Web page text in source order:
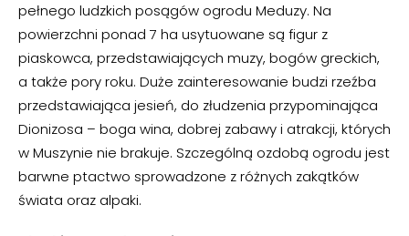
pełnego ludzkich posągów ogrodu Meduzy. Na
powierzchni ponad 7 ha usytuowane są figur z
piaskowca, przedstawiających muzy, bogów greckich,
a także pory roku. Duże zainteresowanie budzi rzeźba
przedstawiająca jesień, do złudzenia przypominająca
Dionizosa – boga wina, dobrej zabawy i atrakcji, których
w Muszynie nie brakuje. Szczególną ozdobą ogrodu jest
barwne ptactwo sprowadzone z różnych zakątków
świata oraz alpaki.